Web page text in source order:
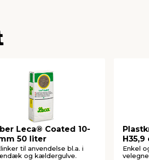
Leca® Coated 10-
50 liter
til anvendelse bl.a. i
og kældergulve.
H35,9
Enkel